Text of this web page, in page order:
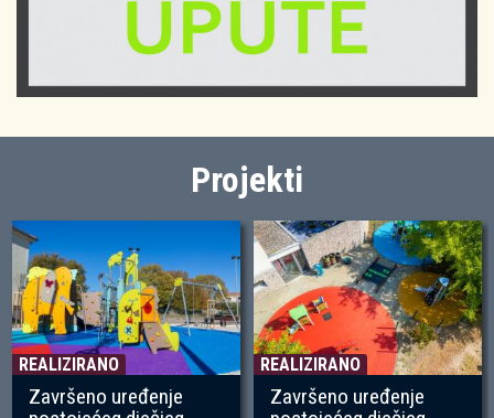
Projekti
REALIZIRANO
Završeno uređenje
REALIZIRANO
Završeno uređenje